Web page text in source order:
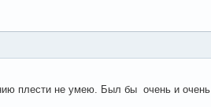
плести не умею. Был бы очень и очень